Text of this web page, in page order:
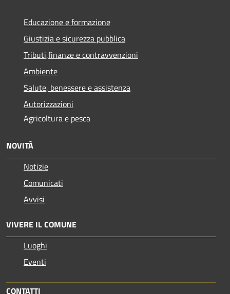
Educazione e formazione
Giustizia e sicurezza pubblica
Tributi,finanze e contravvenzioni
Ambiente
Salute, benessere e assistenza
Autorizzazioni
Agricoltura e pesca
NOVITÀ
Notizie
Comunicati
Avvisi
VIVERE IL COMUNE
Luoghi
Eventi
CONTATTI